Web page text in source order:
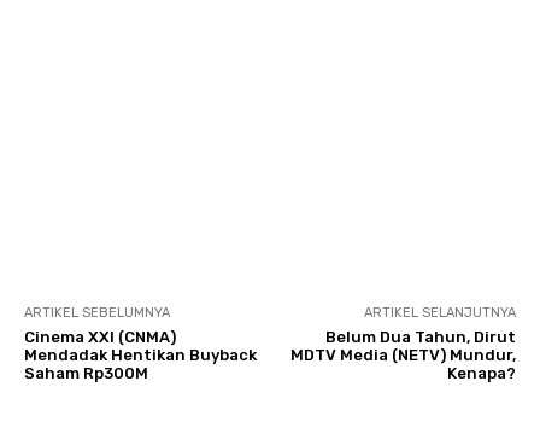
ARTIKEL SEBELUMNYA
Cinema XXI (CNMA)
Mendadak Hentikan Buyback
Saham Rp300M
ARTIKEL SELANJUTNYA
Belum Dua Tahun, Dirut
MDTV Media (NETV) Mundur,
Kenapa?